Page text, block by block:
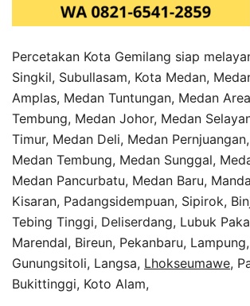
Percetakan Kota Gemilang siap
Singkil, Subullasam, Kota Medan,
Amplas, Medan Tuntungan, Medan
Tembung, Medan Johor, Medan
Timur, Medan Deli, Medan
Medan Tembung, Medan Sunggal,
Medan Pancurbatu, Medan Baru,
Kisaran, Padangsidempuan, Sipirok,
Tebing Tinggi, Deliserdang, Lubuk
Marendal, Bireun, Pekanbaru,
Gunungsitoli, Langsa, Lhokseumawe,
Bukittinggi, Koto Alam,